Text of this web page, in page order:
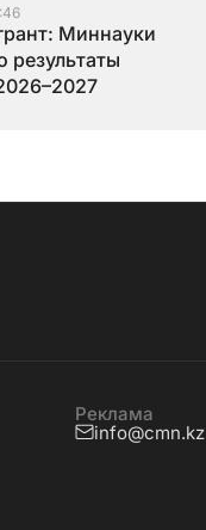
Миннауки
результаты
Реклама
info@cmn.kz